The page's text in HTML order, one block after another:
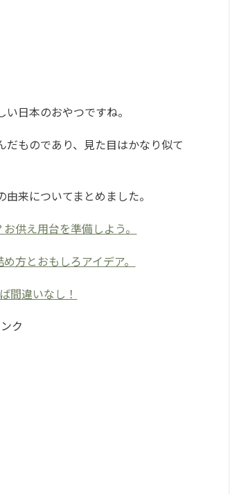
日本のおやつですね。
ものであり、見た目はかなり似て
来についてまとめました。
供え用台を準備しよう。
方とおもしろアイデア。
間違いなし！
ク